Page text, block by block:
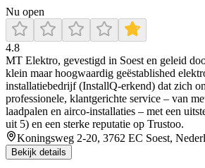
Nu open
4.8
MT Elektro, gevestigd in Soest en geleid
klein maar hoogwaardig geëstablished
installatiebedrijf (InstallQ‑erkend) dat zich
professionele, klantgerichte service – van
laadpalen en airco-installaties – met een
uit 5) en een sterke reputatie op Trustoo.
Koningsweg 2-20, 3762 EC Soest,
Bekijk details